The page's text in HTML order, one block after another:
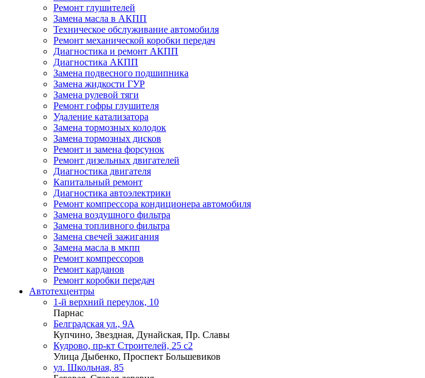
Ремонт глушителей
Замена масла в АКПП
Техническое обслуживание автомобиля
Ремонт механической коробки передач
Диагностика и ремонт АКПП
Диагностика АКПП
Замена подвесного подшипника
Замена жидкости ГУР
Замена рулевой тяги
Ремонт гофры глушителя
Удаление катализатора
Замена тормозных колодок
Замена тормозных дисков
Ремонт и замена форсунок
Ремонт дизельных двигателей
Диагностика двигателя
Капитальный ремонт
Диагностика автоэлектрики
Ремонт компрессора кондиционера автомобиля
Замена воздушного фильтра
Замена топливного фильтра
Замена свечей зажигания
Замена масла в мкпп
Ремонт компрессоров
Ремонт карданов
Ремонт коробки передач
Автотехцентры
1-й верхний переулок, 10
Парнас
Белградская ул., 9А
Купчино, Звездная, Дунайская, Пр. Славы
Кудрово, пр-кт Строителей, 25 с2
Улица Дыбенко, Проспект Большевиков
ул. Школьная, 85